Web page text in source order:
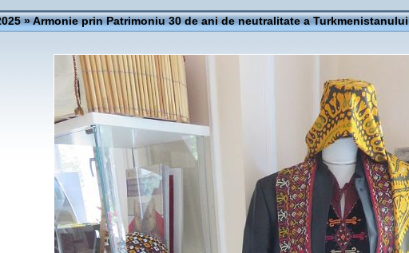
»Armonie prin Patrimoniu 30 de ani de neutralitate a Turkmenistanului